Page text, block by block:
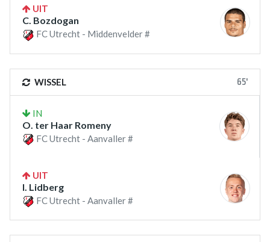
UIT
C. Bozdogan
FC Utrecht - Middenvelder #
WISSEL 65'
IN
O. ter Haar Romeny
FC Utrecht - Aanvaller #
UIT
I. Lidberg
FC Utrecht - Aanvaller #